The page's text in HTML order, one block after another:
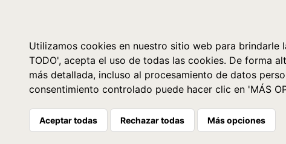
Utilizamos cookies en nuestro sitio web para brindarle
TODO', acepta el uso de todas las cookies. De forma
más detallada, incluso al procesamiento de datos
consentimiento controlado puede hacer clic en 'MÁS
Aceptar todas Rechazar todas Más opciones